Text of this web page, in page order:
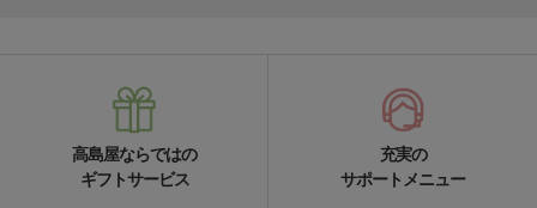
高島屋ならではの
ギフトサービス
充実の
サポートメニュー